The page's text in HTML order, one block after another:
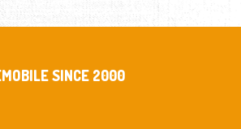
SINCE 2000